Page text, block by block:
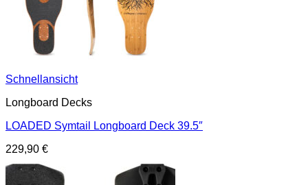
Schnellansicht
Longboard Decks
LOADED Symtail Longboard Deck 39.5″
229,90 €